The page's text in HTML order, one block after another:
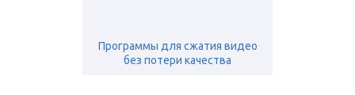
Программы для сжатия видео
без потери качества